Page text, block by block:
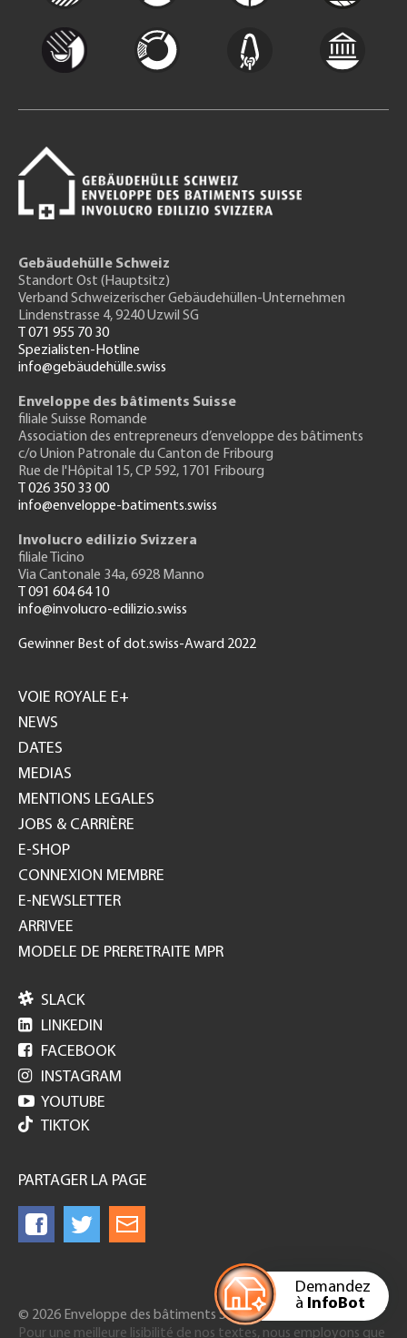
Demandez
à InfoBot
Gebäudehülle Schweiz
Standort Ost (Hauptsitz)
Verband Schweizerischer Gebäudehüllen-Unternehmen
Lindenstrasse 4, 9240 Uzwil SG
T 071 955 70 30
Spezialisten-Hotline
info@gebäudehülle.swiss
Enveloppe des bâtiments Suisse
filiale Suisse Romande
Association des entrepreneurs d’enveloppe des bâtiments
c/o Union Patronale du Canton de Fribourg
Rue de l'Hôpital 15, CP 592, 1701 Fribourg
T 026 350 33 00
info@enveloppe-batiments.swiss
Involucro edilizio Svizzera
filiale Ticino
Via Cantonale 34a, 6928 Manno
T 091 604 64 10
info@involucro-edilizio.swiss
Gewinner Best of dot.swiss-Award 2022
GH
VOIE ROYALE E+
NEWS
DATES
MEDIAS
MENTIONS LEGALES
JOBS & CARRIÈRE
E-SHOP
CONNEXION MEMBRE
E-NEWSLETTER
ARRIVEE
MODELE DE PRERETRAITE MPR
 SLACK
 LINKEDIN
 FACEBOOK
 INSTAGRAM
 YOUTUBE
TIKTOK
PARTAGER LA PAGE
© 2026 Enveloppe des bâtiments Suisse
Pour une meilleure lisibilité de nos textes, nous employons que